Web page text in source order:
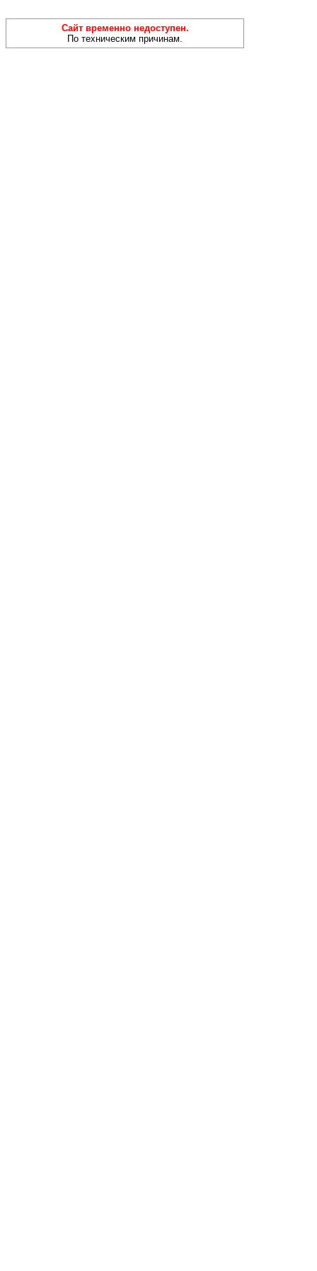
Сайт временно недоступен.
По техническим причинам.